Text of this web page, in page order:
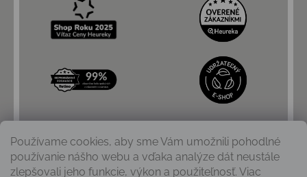
Používame cookies, aby sme Vám umožnili pohodlné
používanie nášho webu a vďaka analýze dát neustále
zlepšovali jeho funkcie, výkon a použiteľnosť. Viac